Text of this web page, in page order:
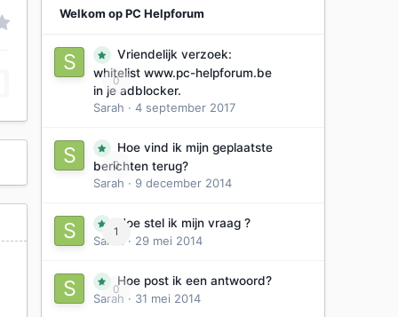
Welkom op PC Helpforum
0
Vriendelijk verzoek:
whitelist www.pc-helpforum.be
in je adblocker.
Sarah · 4 september 2017
0
Hoe vind ik mijn geplaatste
berichten terug?
Sarah · 9 december 2014
1
Hoe stel ik mijn vraag ?
Sarah
· 29 mei 2014
0
Hoe post ik een antwoord?
Sarah · 31 mei 2014